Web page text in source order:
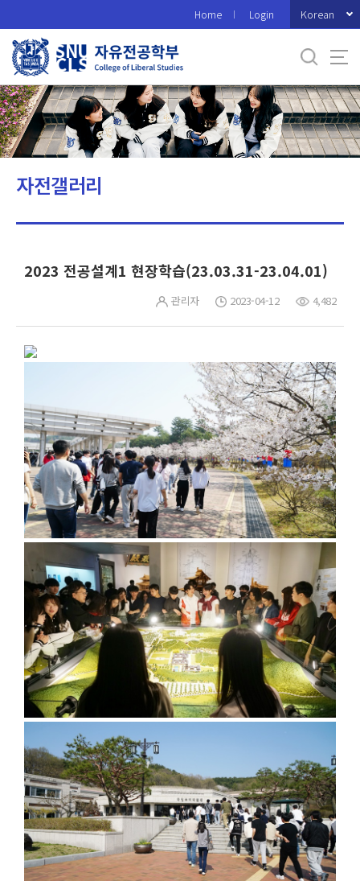
로
메
뉴
Home Login Korean
자전갤러리
2023 전공설계1 현장학습(23.03.31-23.04.01)
관리자 2023-04-12 4,482